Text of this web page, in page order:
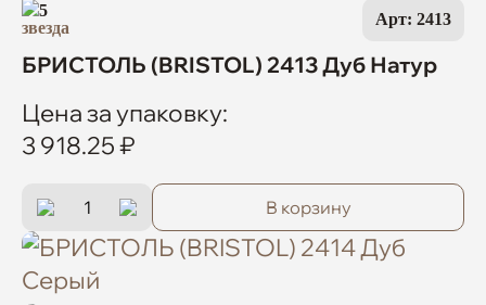
5 Арт: 2413
БРИСТОЛЬ (BRISTOL) 2413 Дуб Натур
Цена за упаковку:
3 918.25 ₽
В корзину